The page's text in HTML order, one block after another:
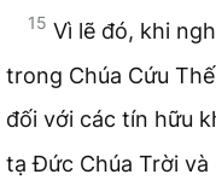
15 Vì lẽ đó, khi
trong Chúa Cứu
đối với các tín hữu
tạ Đức Chúa Trời